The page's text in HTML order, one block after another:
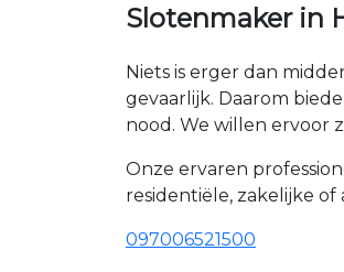
Slotenmaker in
Niets is erger dan
gevaarlijk. Daarom
nood. We willen ervoor
Onze ervaren
residentiële, zakelijke
097006521500